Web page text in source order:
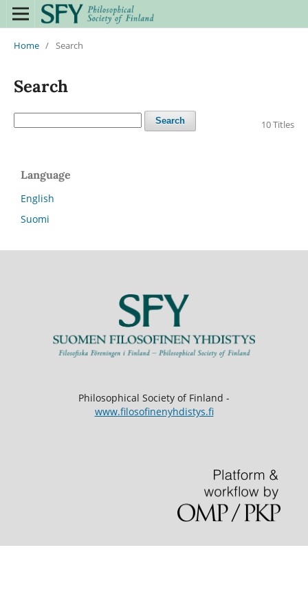
Home / Search
Search
10 Titles
Search
Language
English
Suomi
Philosophical Society of Finland -
www.filosofinenyhdistys.fi